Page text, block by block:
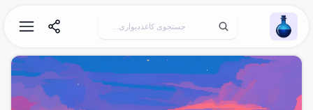
Wallpaper Alchemy